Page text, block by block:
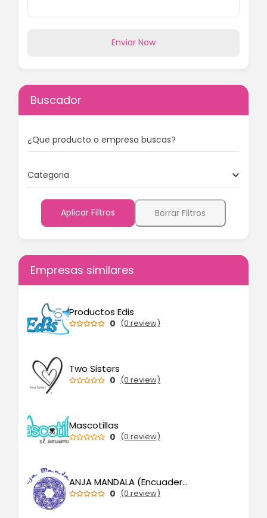
Enviar Now
Buscador
¿Que producto o empresa buscas?
Categoria
Aplicar Filtros Borrar Filtros
Empresas similares
Productos Edis
0 (0 review)
Two Sisters
0 (0 review)
Mascotillas
0 (0 review)
ANJA MANDALA (Encuadernación y teñido artesanales)
0 (0 review)